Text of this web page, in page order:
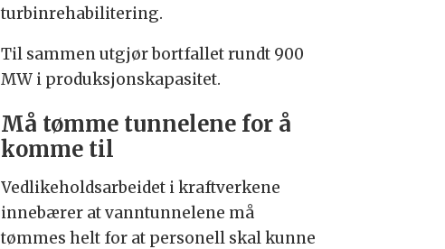
turbinrehabilitering.
Til sammen utgjør bortfallet rundt 900
MW i produksjonskapasitet.
Må tømme tunnelene for å
komme til
Vedlikeholdsarbeidet i kraftverkene
innebærer at vanntunnelene må
tømmes helt for at personell skal kunne